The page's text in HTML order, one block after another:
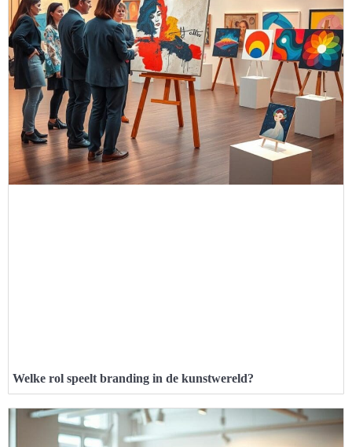
Welke rol speelt branding in de kunstwereld?